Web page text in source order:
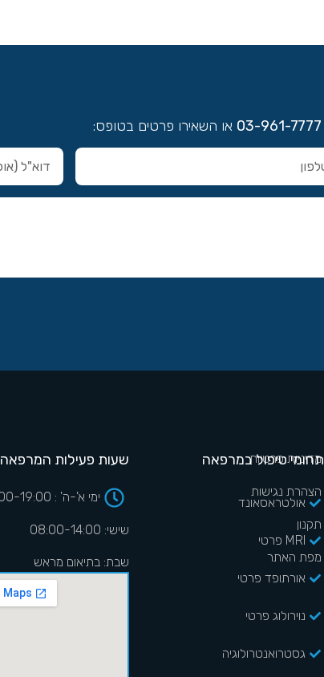
03-961-7777 או השאירו פרטים בטופס:
מדיניות פרטיות
הצהרת נגישות
תקנון
מפת האתר
תחומי טיפול במרפאה
אולטראסאונד
MRI פרטי
אורתופד פרטי
נוירולוג פרטי
גסטרואנטרולוגיה
שעות פעילות המרפאה
ימי א'-ה' : 08:00-19:00
שישי: 08:00-14:00
שבת: בתיאום מראש